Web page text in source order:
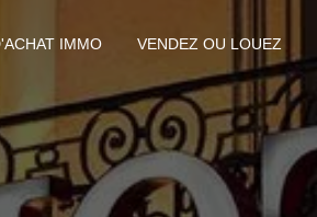
IMMO VENDEZ OU LOUEZ